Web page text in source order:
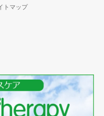
トマップ